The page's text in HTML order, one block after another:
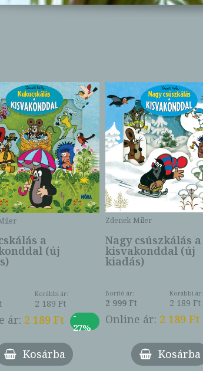
a
(új
Korábbi ár:
2 189 Ft
ár: 2 189 Ft
-
27%
Kosárba
Zdenek Miler
Nagy csúszkálás a
kisvakonddal (új
kiadás)
Borító ár:
2 999 Ft
Korábbi ár:
2 189 Ft
Online ár: 2 189 Ft
Kosárba